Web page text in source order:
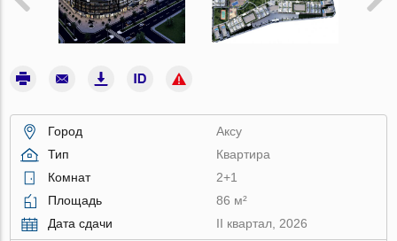
Город
Аксу
Тип
Квартира
Комнат
2+1
Площадь
86 м²
Дата сдачи
II квартал, 2026